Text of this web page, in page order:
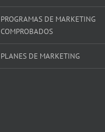
PROGRAMAS DE MARKETING
COMPROBADOS
PLANES DE MARKETING